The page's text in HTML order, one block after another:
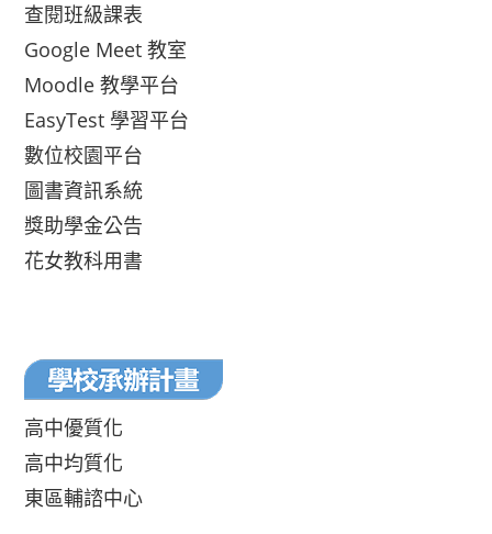
查閱班級課表
Google Meet 教室
Moodle 教學平台
EasyTest 學習平台
數位校園平台
圖書資訊系統
獎助學金公告
花女教科用書
高中優質化
高中均質化
東區輔諮中心